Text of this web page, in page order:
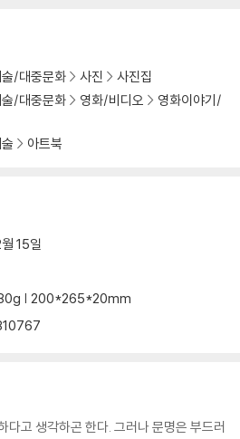
술/대중문화 사진
사진집
술/대중문화 영화/비디오
영화이야기/
아트북
15일
| 200*265*20mm
다고 생각하곤 한다. 그러나 문명은 부드러